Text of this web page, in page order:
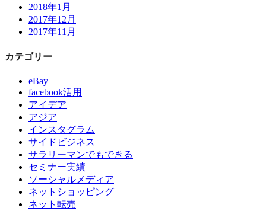
2018年1月
2017年12月
2017年11月
カテゴリー
eBay
facebook活用
アイデア
アジア
インスタグラム
サイドビジネス
サラリーマンでもできる
セミナー実績
ソーシャルメディア
ネットショッピング
ネット転売